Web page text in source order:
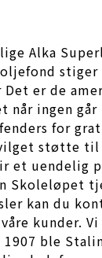
Alka
er de
ingen
for
uendelig
kan du
ble